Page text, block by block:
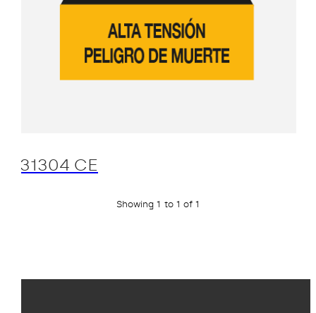
31304 CE
Showing 1 to 1 of 1